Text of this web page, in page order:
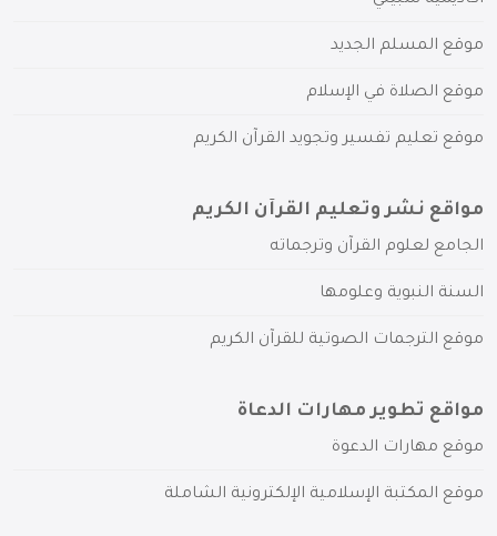
موقع المسلم الجديد
موقع الصلاة في الإسلام
موقع تعليم تفسير وتجويد القرآن الكريم
مواقع نشر وتعليم القرآن الكريم
الجامع لعلوم القرآن وترجماته
السنة النبوية وعلومها
موقع الترجمات الصوتية للقرآن الكريم
مواقع تطوير مهارات الدعاة
موقع مهارات الدعوة
موقع المكتبة الإسلامية الإلكترونية الشاملة